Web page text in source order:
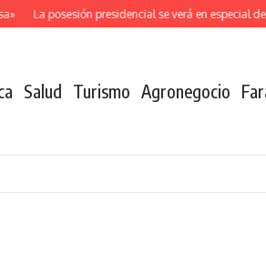
La posesión presidencial se verá en especial de
Salud Turismo Agronegocio